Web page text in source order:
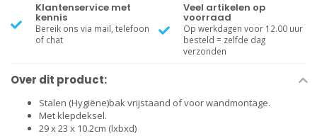
Klantenservice met
kennis
Bereik ons via mail, telefoon
of chat
Veel artikelen op
voorraad
Op werkdagen voor 12.00 uur
besteld = zelfde dag
verzonden
Over dit product:
Stalen (Hygiëne)bak vrijstaand of voor wandmontage.
Met klepdeksel.
29 x 23 x 10.2cm (lxbxd)